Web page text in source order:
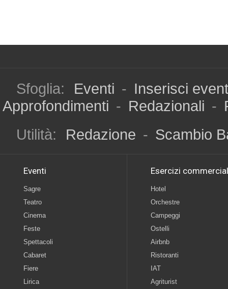
Sfoglia: Eventi - Inserisci
Approfondimenti - Redazionali -
Utilità:
Redazione - Scambio
Eventi
Sagre
Teatro
Cinema
Feste
Spettacoli
Cabaret
Fiere
Lirica
Esercizi
Hotel
Orchestre
Campeggi
Ostelli
Airbnb
Ristoranti
IAT
Agriturist